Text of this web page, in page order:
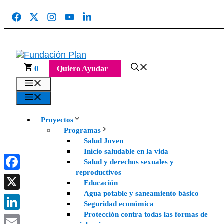
contenido
0 Quiero Ayudar
Proyectos
Programas
Salud Joven
Inicio saludable en la vida
Salud y derechos sexuales y
reproductivos
Educación
Agua potable y saneamiento básico
Seguridad económica
Protección contra todas las formas de
Facebook
X
LinkedIn